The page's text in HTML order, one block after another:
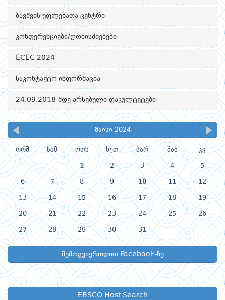
ბავშვის უფლებათა ცენტრი
კონფერენციები/ღონისძიებები
ECEC 2024
საკონტაქტო ინფორმაცია
24.09.2018-მდე არსებული ფაკულტეტები
მაისი 2024
ორშ სამ ოთხ ხუთ პარ შაბ კვ
1 2 3 4 5
6 7 8 9 10 11 12
13 14 15 16 17 18 19
20 21 22 23 24 25 26
27 28 29 30 31
შემოგვიერთდით Facebook-ზე
EBSCO Host Search